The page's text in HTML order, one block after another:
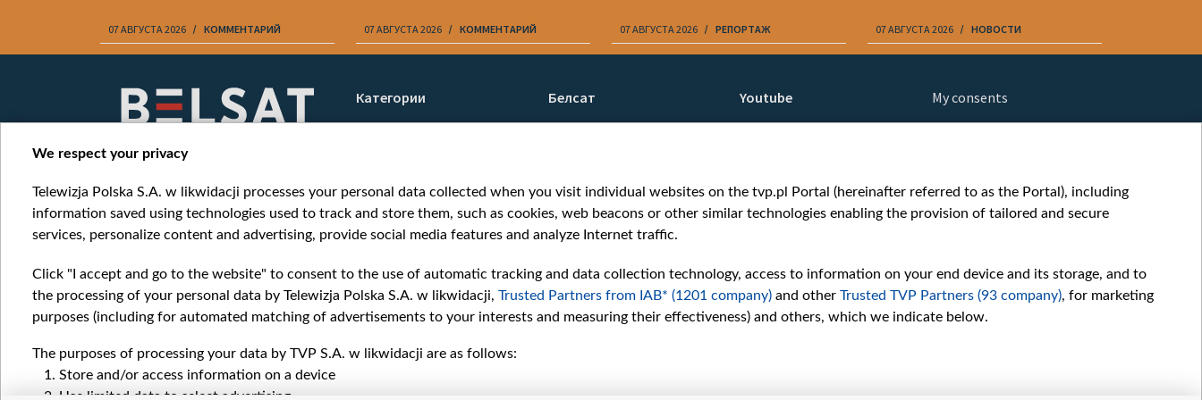
07 АВГУСТА 2026 КОММЕНТАРИЙ 07 АВГУСТА 2026 КОММЕНТАРИЙ 07 АВГУСТА 2026 РЕПОРТАЖ 07 АВГУСТА 2026 НОВОСТИ
10
Категории
Новости
Онлайн
Белсат
О нас
Ценности «Белсата»
Как нас смотреть
Награды
Как нас поддержать
Давление со стороны
беларусских властей
Youtube
Белсат news
Belsat English
Biełsat PL
Белсат Shorts
Белсат History
Белсат Music
My consents
We respect your privacy
Telewizja Polska S.A. w likwidacji processes your personal data collected when you visit individual websites on the tvp.pl Portal (hereinafter referred to as the Portal), including
information saved using technologies used to track and store them, such as cookies, web beacons or other similar technologies enabling the provision of tailored and secure
services, personalize content and advertising, provide social media features and analyze Internet traffic.
Click "I accept and go to the website" to consent to the use of automatic tracking and data collection technology, access to information on your end device and its storage, and to
the processing of your personal data by Telewizja Polska S.A. w likwidacji, Trusted Partners from IAB* (1201 company) and other Trusted TVP Partners (93 company), for marketing
purposes (including for automated matching of advertisements to your interests and measuring their effectiveness) and others, which we indicate below.
The purposes of processing your data by TVP S.A. w likwidacji are as follows:
Store and/or access information on a device
Use limited data to select advertising